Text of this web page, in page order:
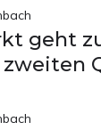
geht